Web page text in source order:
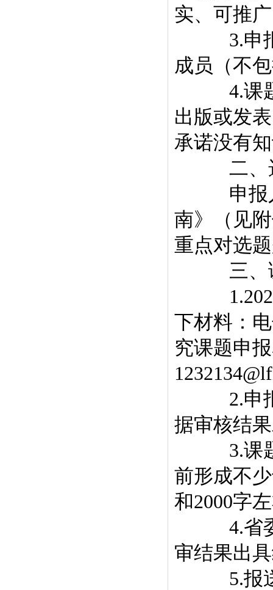
实、可推
3.申报
成员（不
4.课题
出版或发
承诺没有
二、
申报人
南》（见
重点对选
三、
1.2026
下材料：
究课题申
2.申报
据审核结
3.课题
前形成不
和2000字
4.省委
审结果出
5.报送